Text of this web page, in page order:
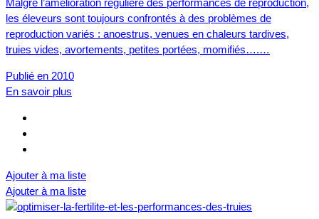
Malgré l’amélioration régulière des performances de reproduction,
les éleveurs sont toujours confrontés à des problèmes de
reproduction variés : anoestrus, venues en chaleurs tardives,
truies vides, avortements, petites portées, momifiés….…
Publié en 2010
En savoir plus
Ajouter à ma liste
Ajouter à ma liste